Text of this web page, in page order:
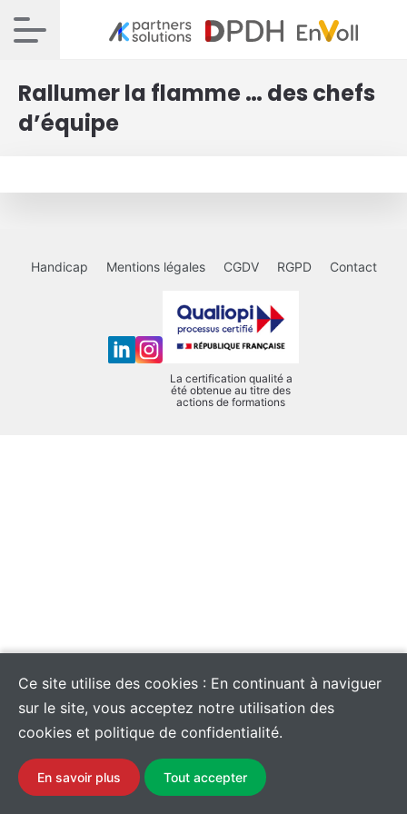
Rallumer la flamme … des chefs
d’équipe
Handicap Mentions légales CGDV RGPD Contact
La certification qualité a
été obtenue au titre des
actions de formations
Ce site utilise des cookies : En continuant à naviguer
sur le site, vous acceptez notre utilisation des
cookies et politique de confidentialité.
En savoir plus Tout accepter